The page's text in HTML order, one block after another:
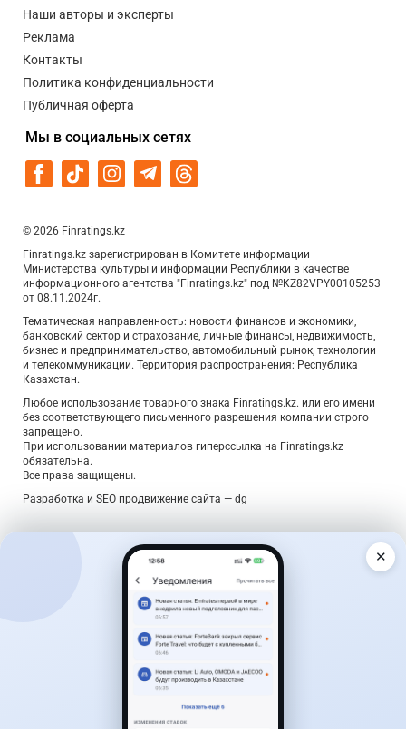
Наши авторы и эксперты
Реклама
Контакты
Политика конфиденциальности
Публичная оферта
Мы в социальных сетях
© 2026 Finratings.kz
Finratings.kz зарегистрирован в Комитете информации
Министерства культуры и информации Республики в качестве
информационного агентства "Finratings.kz" под №KZ82VPY00105253
от 08.11.2024г.
Тематическая направленность: новости финансов и экономики,
банковский сектор и страхование, личные финансы, недвижимость,
бизнес и предпринимательство, автомобильный рынок, технологии
и телекоммуникации. Территория распространения: Республика
Казахстан.
Любое использование товарного знака Finratings.kz. или его имени
без соответствующего письменного разрешения компании строго
запрещено.
При использовании материалов гиперссылка на Finratings.kz
обязательна.
Все права защищены.
Разработка и SEO продвижение сайта — dg
Дайджест о деньгах — раз в неделю
Главные новости, лучшие ставки по вкладам и курсы
валют — коротко, по делу, без спама.
✕